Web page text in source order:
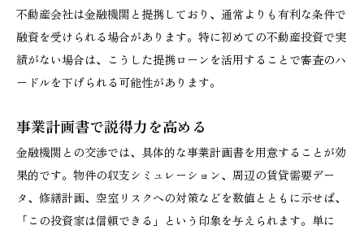
不動産会社は金融機関と提携しており、通常よりも有利な条件で
融資を受けられる場合があります。特に初めての不動産投資で実
績がない場合は、こうした提携ローンを活用することで審査のハ
ードルを下げられる可能性があります。
事業計画書で説得力を高める
金融機関との交渉では、具体的な事業計画書を用意することが効
果的です。物件の収支シミュレーション、周辺の賃貸需要デー
タ、修繕計画、空室リスクへの対策などを数値とともに示せば、
「この投資家は信頼できる」という印象を与えられます。単に